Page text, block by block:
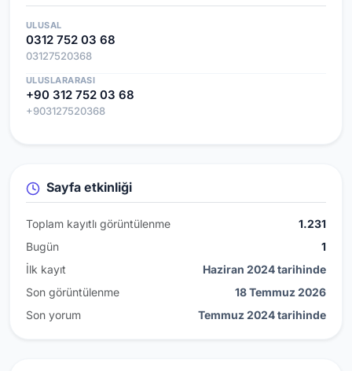
ULUSAL
0312 752 03 68
03127520368
ULUSLARARASI
+90 312 752 03 68
+903127520368
Sayfa etkinliği
Toplam kayıtlı görüntülenme
1.231
Bugün
1
İlk kayıt
Haziran 2024 tarihinde
Son görüntülenme
18 Temmuz 2026
Son yorum
Temmuz 2024 tarihinde